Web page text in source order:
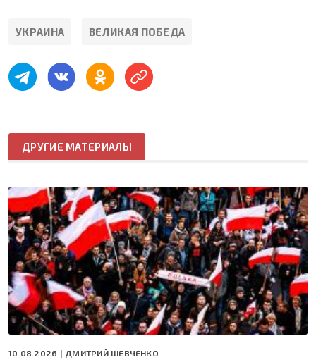
УКРАИНА ВЕЛИКАЯ ПОБЕДА
ДРУГИЕ МАТЕРИАЛЫ
10.08.2026 | ДМИТРИЙ ШЕВЧЕНКО